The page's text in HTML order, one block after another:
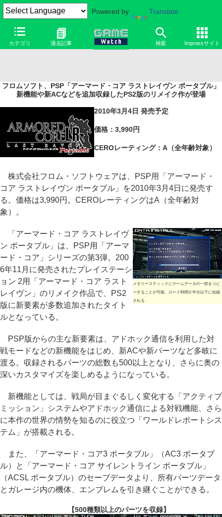
Powered by Translate
カテゴリ 過去記事 検索 Impressサイト
フロムソフト、PSP「アーマード・コア ラストレイヴン ポータブル」
新機能や新ACなどを追加収録したPS2版のリメイク作が登場
2010年3月4日 発売予定
価格：3,990円
CEROレーティング：A（全年齢対象）
株式会社フロム・ソフトウェアは、PSP用「アーマード・
コア ラストレイヴン ポータブル」を2010年3月4日に発売す
る。価格は3,990円。CEROレーティングはA（全年齢対
象）。
メモリースティックにゲームデータの一部をコピ
ーすることが可能。ロード時間が半分以下に短縮
される
「アーマード・コア ラストレイヴ
ン ポータブル」は、PSP用「アーマ
ード・コア」シリーズの第3弾。200
6年11月に発売されたプレイステーシ
ョン 2用「アーマード・コア ラスト
レイヴン」のリメイク作品で、PS2
版に新要素が多数追加されたタイト
ルとなっている。
PSP版からの主な新要素は、アドホック通信を利用した対
戦モードなどの新機能をはじめ、新ACや新パーツなど多岐に
渡る。収録されるパーツの総数も500以上となり、さらに奥の
深いカスタマイズを楽しめるようになっている。
新機能としては、戦局が目まぐるしく変化する「アクティブ
ミッション」システムやアドホック通信による対戦機能、さら
に本作の世界の情勢を知るのに役立つ「ワールドレポートシス
テム」が搭載される。
また、「アーマード・コア3 ポータブル」（AC3 ポータブ
ル）と「アーマード・コア サイレントライン ポータブル」
（ACSL ポータブル）のセーブデータより、所有パーツデータ
とガレージ内の機体、エンブレムを引き継ぐことができる。
【500種類以上のパーツを収録】